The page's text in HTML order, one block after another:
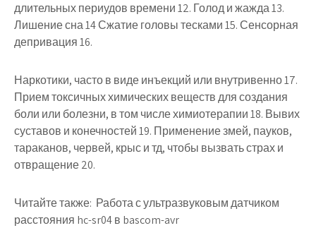
длительных периудов времени 12. Голод и жажда 13.
Лишение сна 14 Сжатие головы тесками 15. Сенсорная
депривация 16.
Наркотики, часто в виде инъекций или внутривенно 17.
Прием токсичных химических веществ для создания
боли или болезни, в том числе химиотерапии 18. Вывих
суставов и конечностей 19. Применение змей, пауков,
тараканов, червей, крыс и тд, чтобы вызвать страх и
отвращение 20.
Читайте также: Работа с ультразвуковым датчиком
расстояния hc-sr04 в bascom-avr